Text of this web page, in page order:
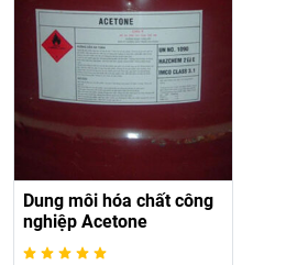
Dung môi hóa chất công
nghiệp Acetone